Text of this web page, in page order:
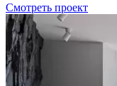
Смотреть проект